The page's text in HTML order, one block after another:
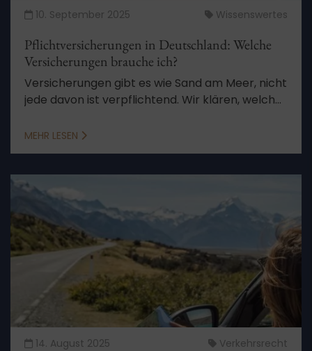
10. September 2025 Wissenswertes
Pflichtversicherungen in Deutschland: Welche
Versicherungen brauche ich?
Versicherungen gibt es wie Sand am Meer, nicht
jede davon ist verpflichtend. Wir klären, welche
welche zusätzlich ratsam sind.
MEHR LESEN
14. August 2025 Verkehrsrecht